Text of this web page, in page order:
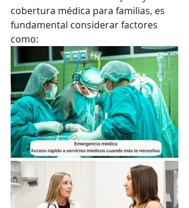
cobertura médica para familias, es
fundamental considerar factores
como: